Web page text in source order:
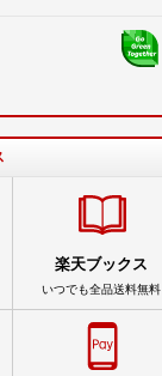
楽天ブックス
いつでも全品送料無料